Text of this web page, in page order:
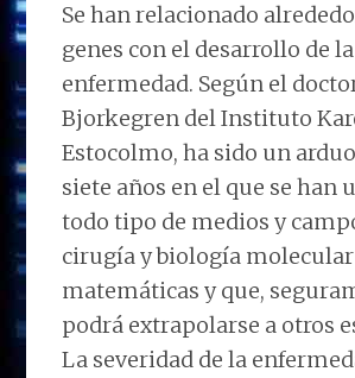
Se han relacionado
genes con el desarrollo de la
enfermedad. Según el
Bjorkegren del Instituto
Estocolmo, ha sido un
siete años en el que se han
todo tipo de medios y
cirugía y biología molecular
matemáticas y que,
podrá extrapolarse a otros
La severidad de la